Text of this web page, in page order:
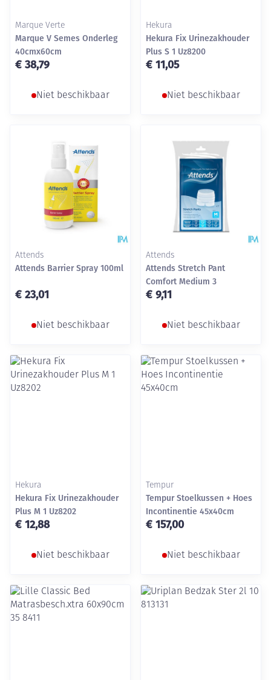
Marque Verte
Marque V Semes Onderleg
40cmx60cm
€ 38,79
Niet beschikbaar
Hekura
Hekura Fix Urinezakhouder
Plus S 1 Uz8200
€ 11,05
Niet beschikbaar
Attends
Attends Barrier Spray 100ml
€ 23,01
Niet beschikbaar
Attends
Attends Stretch Pant
Comfort Medium 3
€ 9,11
Niet beschikbaar
Hekura
Hekura Fix Urinezakhouder
Plus M 1 Uz8202
€ 12,88
Niet beschikbaar
Tempur
Tempur Stoelkussen + Hoes
Incontinentie 45x40cm
€ 157,00
Niet beschikbaar